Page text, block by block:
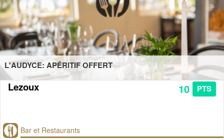
L'AUDYCE: APÉRITIF OFFERT
Lezoux 10 PTS
Bar et Restaurants